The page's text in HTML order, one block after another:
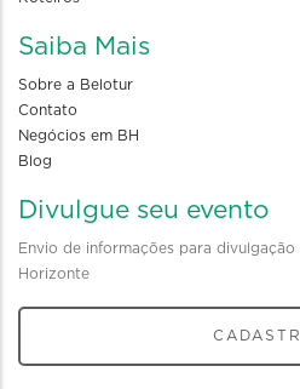
Saiba Mais
Sobre a Belotur
Contato
Negócios em BH
Blog
Divulgue seu evento
Envio de informações para
Horizonte